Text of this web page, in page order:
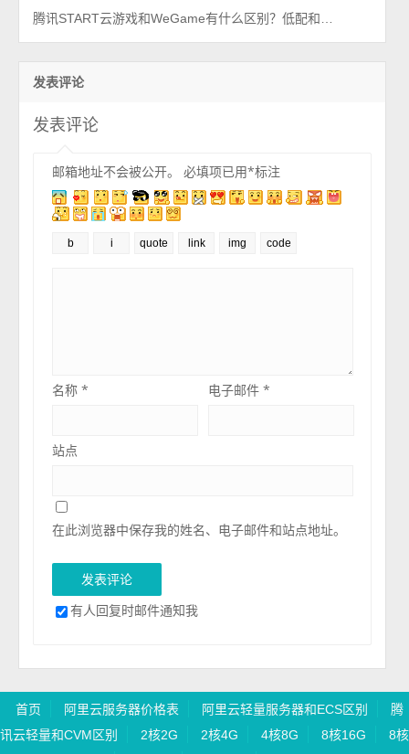
腾讯START云游戏和WeGame有什么区别？低配和高配玩家的区别
发表评论
发表评论
邮箱地址不会被公开。 必填项已用*标注
名称* 电子邮件*
站点
在此浏览器中保存我的姓名、电子邮件和站点地址。
有人回复时邮件通知我
首页 阿里云服务器价格表 阿里云轻量服务器和ECS区别
腾
讯云轻量和CVM区别
2核2G 2核4G 4核8G 8核16G
8核